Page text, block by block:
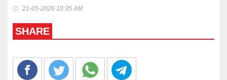
21-05-2026 10:35 AM
SHARE